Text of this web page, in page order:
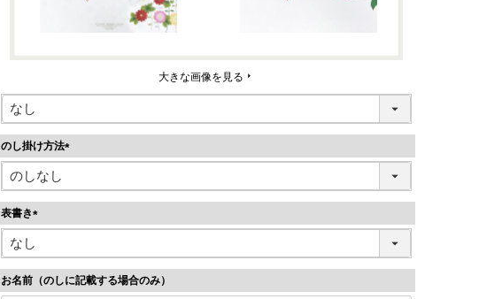
大きな画像を見る
のし掛け方法
(
表書き
(
必
お名前（のしに記載する場合のみ）